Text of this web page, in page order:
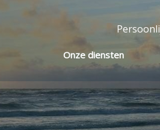
Onze diensten